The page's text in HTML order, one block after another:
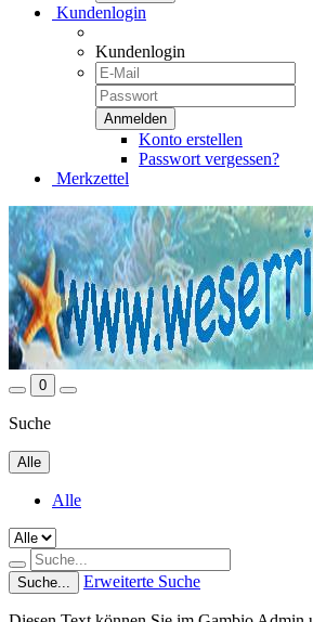
Kundenlogin
Kundenlogin
Konto erstellen
Passwort vergessen?
Merkzettel
0
Suche
Alle
Alle
Suche... Erweiterte Suche